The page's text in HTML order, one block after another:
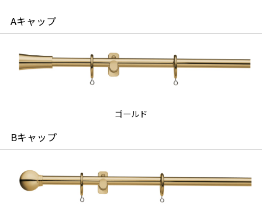
Aキャップ
ゴールド
Bキャップ